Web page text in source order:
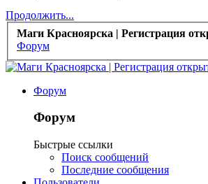
Продолжить...
Маги Красноярска | Регистрация
Форум
Форум
Форум
Быстрые ссылки
Поиск сообщений
Последние сообщения